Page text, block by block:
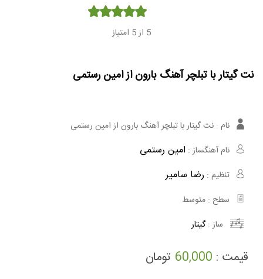
5 از 5 امتیاز
نت گیتار با تبلچر آهنگ بارون از امین رستمی
نام : نت گیتار با تبلچر آهنگ بارون از امین رستمی
نام آهنگساز : امین رستمی
تنظیم : رضا سامیر
سطح : متوسط
ساز :گیتار
قیمت : 60,000 تومان